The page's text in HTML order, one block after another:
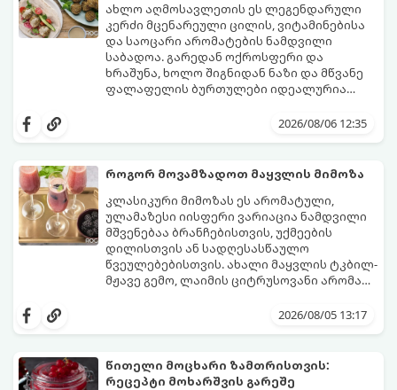
ახლო აღმოსავლეთის ეს ლეგენდარული
კერძი მცენარეული ცილის, ვიტამინებისა
და საოცარი არომატების ნამდვილი
საბადოა. გარედან ოქროსფერი და
ხრაშუნა, ხოლო შიგნიდან ნაზი და მწვანე
ფალაფელის ბურთულები იდეალურია
სალათებთან ერთად ან ტახინის (სესამის)
მდგომარეობს, რომ გამოიყენება
შეწვისას ფორმა იდეალურად შეინარჩუნოს
და არ დაიშალოს.
მომზადების დრო: 20 წუთი (დამატებით
მუხუდოს ჩალბობის დრო: 12-24 საათი)
შეწვის დრო: 10–15 წუთი ულუფა: 20–24 ცალი
ბურთულა (4–6 პორცია)
2026/08/06 12:35
როგორ მოვამზადოთ მაყვლის მიმოზა
კლასიკური მიმოზას ეს არომატული,
ულამაზესი იისფერი ვარიაცია ნამდვილი
მშვენებაა ბრანჩებისთვის, უქმეების
დილისთვის ან სადღესასწაულო
წვეულებებისთვის. ახალი მაყვლის ტკბილ-
მჟავე გემო, ლაიმის ციტრუსოვანი არომატი
საოცრად დახვეწილ და მაგრილებელ
და მის მომზადებას მინიმალური
პორცია
2026/08/05 13:17
წითელი მოცხარი ზამთრისთვის:
რეცეპტი მოხარშვის გარეშე